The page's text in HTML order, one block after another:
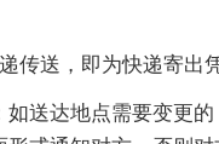
传送，即为快递寄出
如送达地点需要变更的